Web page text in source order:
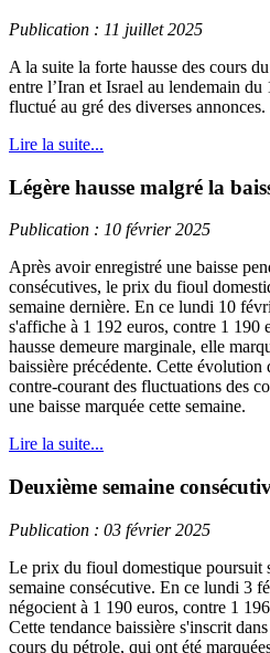
Publication : 11 juillet 2025
A la suite la forte hausse des cours
entre l’Iran et Israel au lendemain
fluctué au gré des diverses annonces.
Lire la suite...
Légère hausse malgré la
Publication : 10 février 2025
Après avoir enregistré une baisse
consécutives, le prix du fioul
semaine dernière. En ce lundi 10
s'affiche à 1 192 euros, contre 1 190
hausse demeure marginale, elle
baissière précédente. Cette
contre-courant des fluctuations des
une baisse marquée cette semaine.
Lire la suite...
Deuxième semaine
Publication : 03 février 2025
Le prix du fioul domestique poursuit
semaine consécutive. En ce lundi 3
négocient à 1 190 euros, contre 1
Cette tendance baissière s'inscrit
cours du pétrole, qui ont été